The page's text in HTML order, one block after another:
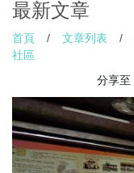
最新文章
首頁 / 文章列表 /
社區
分享至